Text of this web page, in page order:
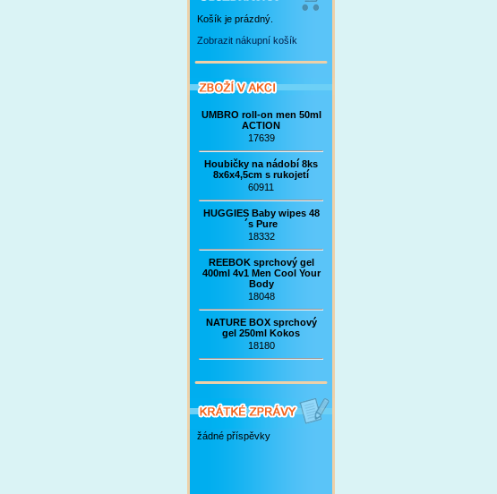
Košík je prázdný.
Zobrazit nákupní košík
UMBRO roll-on men 50ml
ACTION
17639
Houbičky na nádobí 8ks
8x6x4,5cm s rukojetí
60911
HUGGIES Baby wipes 48
´s Pure
18332
REEBOK sprchový gel
400ml 4v1 Men Cool Your
Body
18048
NATURE BOX sprchový
gel 250ml Kokos
18180
žádné příspěvky